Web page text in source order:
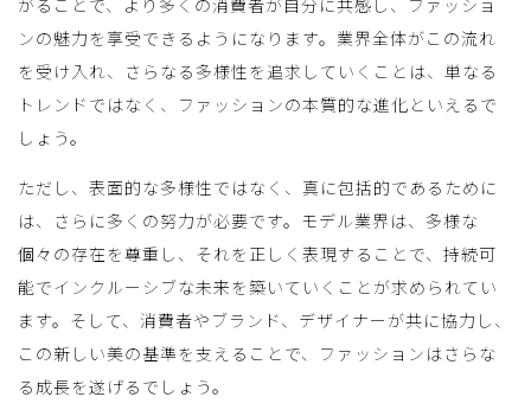
ンの魅力を享受できるようになります。業界全体がこの流れ
を受け入れ、さらなる多様性を追求していくことは、単なる
トレンドではなく、ファッションの本質的な進化といえるで
しょう。
ただし、表面的な多様性ではなく、真に包括的であるために
は、さらに多くの努力が必要です。モデル業界は、多様な
個々の存在を尊重し、それを正しく表現することで、持続可
能でインクルーシブな未来を築いていくことが求められてい
ます。そして、消費者やブランド、デザイナーが共に協力し、
この新しい美の基準を支えることで、ファッションはさらな
る成長を遂げるでしょう。